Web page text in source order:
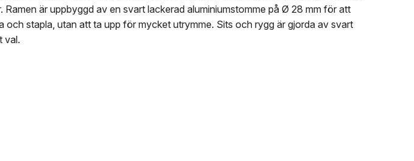
är uppbyggd av en svart lackerad aluminiumstomme på Ø 28 mm för att
och stapla, utan att ta upp för mycket utrymme. Sits och rygg är gjorda av svart
val.